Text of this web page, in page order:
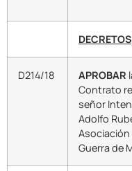
DECRETOS
D214/18 APROBAR
Contrato
señor
Adolfo
Asociación
Guerra de